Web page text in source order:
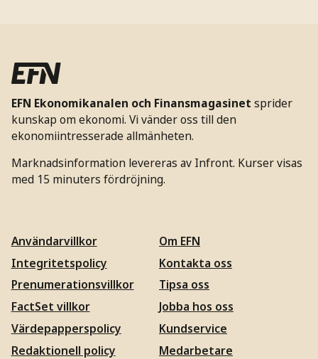
EFN Ekonomikanalen och Finansmagasinet sprider
kunskap om ekonomi. Vi vänder oss till den
ekonomiintresserade allmänheten.
Marknadsinformation levereras av Infront. Kurser visas
med 15 minuters fördröjning.
Användarvillkor
Integritetspolicy
Prenumerationsvillkor
FactSet villkor
Värdepapperspolicy
Redaktionell policy
Om EFN
Kontakta oss
Tipsa oss
Jobba hos oss
Kundservice
Medarbetare